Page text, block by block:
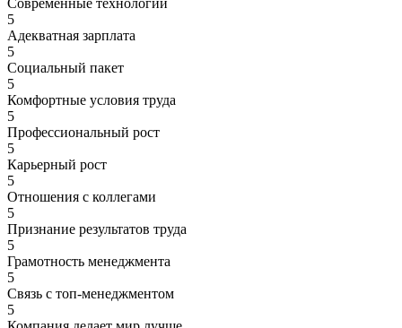
5
Адекватная зарплата
5
Социальный пакет
5
Комфортные условия труда
5
Профессиональный рост
5
Карьерный рост
5
Отношения с коллегами
5
Признание результатов труда
5
Грамотность менеджмента
5
Связь с топ-менеджментом
5